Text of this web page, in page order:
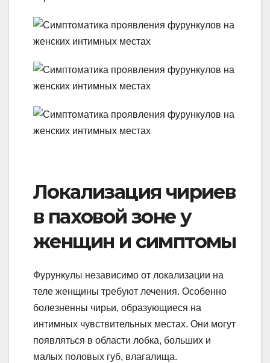
Локализация чириев
в паховой зоне у
женщин и симптомы
Фурункулы независимо от локализации на
теле женщины требуют лечения. Особенно
болезненны чирьи, образующиеся на
интимных чувствительных местах. Они могут
появляться в области лобка, больших и
малых половых губ, влагалища.